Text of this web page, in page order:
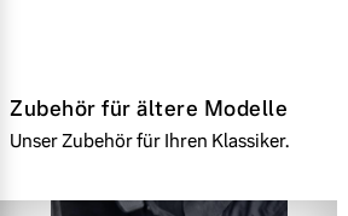
Zubehör für ältere Modelle
Unser Zubehör für Ihren Klassiker.